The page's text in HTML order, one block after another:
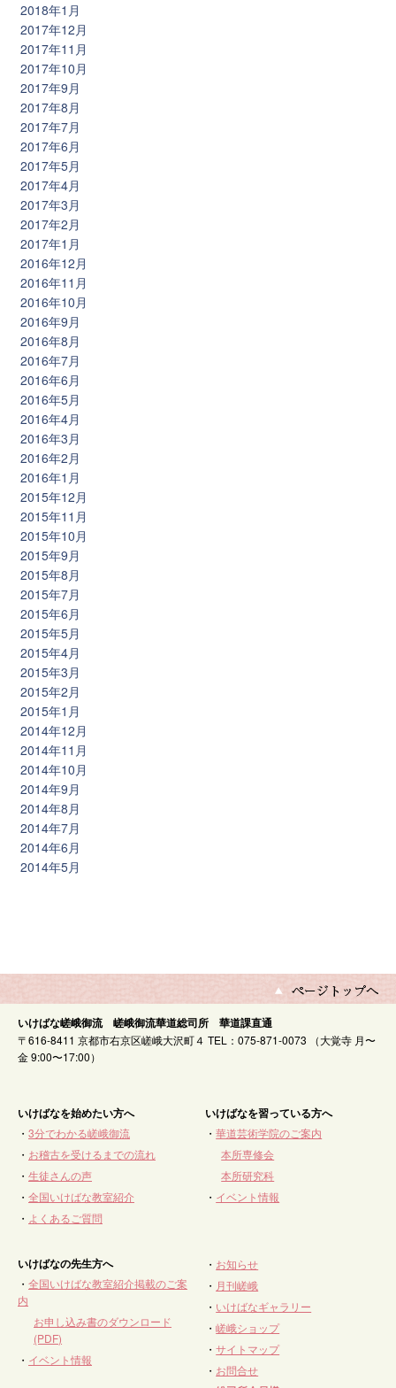
2018年1月
2017年12月
2017年11月
2017年10月
2017年9月
2017年8月
2017年7月
2017年6月
2017年5月
2017年4月
2017年3月
2017年2月
2017年1月
2016年12月
2016年11月
2016年10月
2016年9月
2016年8月
2016年7月
2016年6月
2016年5月
2016年4月
2016年3月
2016年2月
2016年1月
2015年12月
2015年11月
2015年10月
2015年9月
2015年8月
2015年7月
2015年6月
2015年5月
2015年4月
2015年3月
2015年2月
2015年1月
2014年12月
2014年11月
2014年10月
2014年9月
2014年8月
2014年7月
2014年6月
2014年5月
いけばな嵯峨御流 嵯峨御流華道総司所 華道課直通
〒616-8411 京都市右京区嵯峨大沢町４ TEL：075-871-0073 （大覚寺 月〜
金 9:00〜17:00）
いけばなを始めたい方へ
・ 3分でわかる嵯峨御流
・ お稽古を受けるまでの流れ
・ 生徒さんの声
・ 全国いけばな教室紹介
・ よくあるご質問
いけばなを習っている方へ
・華道芸術学院のご案内
本所専修会
本所研究科
・ イベント情報
いけばなの先生方へ
・ 全国いけばな教室紹介掲載のご案
内
お申し込み書のダウンロード
(PDF)
・ イベント情報
・ お知らせ
・ 月刊嵯峨
・ いけばなギャラリー
・嵯峨ショップ
・サイトマップ
・ お問合せ